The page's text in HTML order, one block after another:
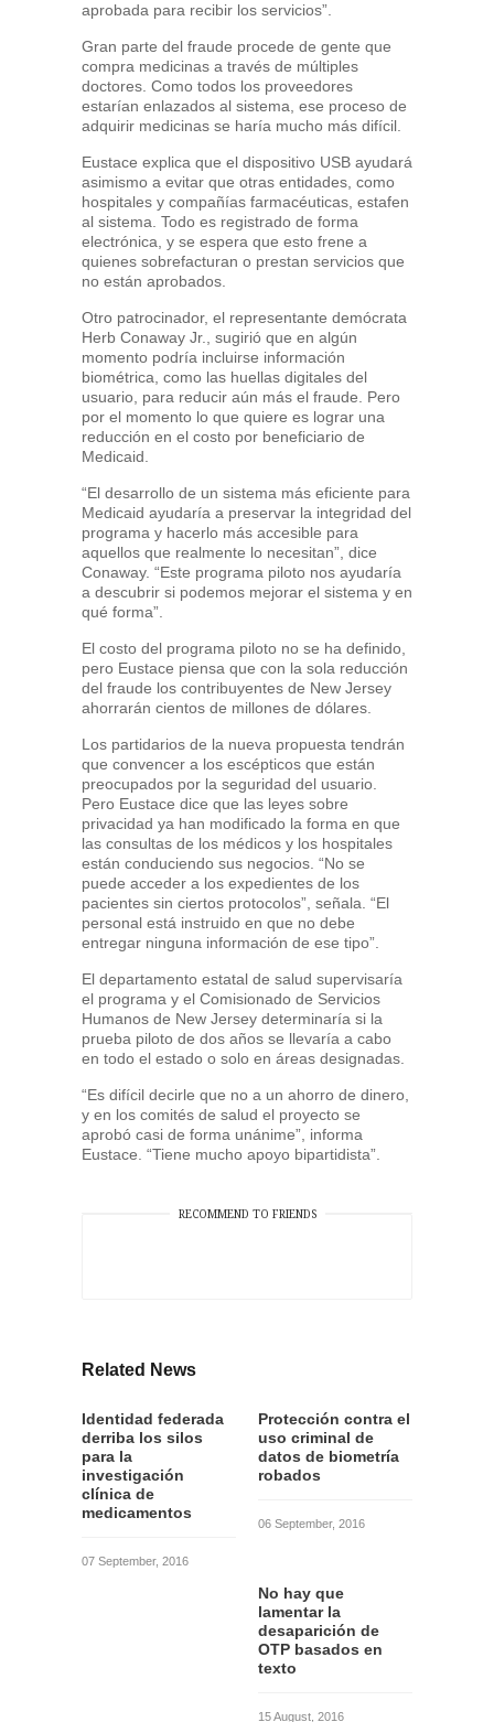
aprobada para recibir los servicios”.
Gran parte del fraude procede de gente que
compra medicinas a través de múltiples
doctores. Como todos los proveedores
estarían enlazados al sistema, ese proceso de
adquirir medicinas se haría mucho más difícil.
Eustace explica que el dispositivo USB ayudará
asimismo a evitar que otras entidades, como
hospitales y compañías farmacéuticas, estafen
al sistema. Todo es registrado de forma
electrónica, y se espera que esto frene a
quienes sobrefacturan o prestan servicios que
no están aprobados.
Otro patrocinador, el representante demócrata
Herb Conaway Jr., sugirió que en algún
momento podría incluirse información
biométrica, como las huellas digitales del
usuario, para reducir aún más el fraude. Pero
por el momento lo que quiere es lograr una
reducción en el costo por beneficiario de
Medicaid.
“El desarrollo de un sistema más eficiente para
Medicaid ayudaría a preservar la integridad del
programa y hacerlo más accesible para
aquellos que realmente lo necesitan”, dice
Conaway. “Este programa piloto nos ayudaría
a descubrir si podemos mejorar el sistema y en
qué forma”.
El costo del programa piloto no se ha definido,
pero Eustace piensa que con la sola reducción
del fraude los contribuyentes de New Jersey
ahorrarán cientos de millones de dólares.
Los partidarios de la nueva propuesta tendrán
que convencer a los escépticos que están
preocupados por la seguridad del usuario.
Pero Eustace dice que las leyes sobre
privacidad ya han modificado la forma en que
las consultas de los médicos y los hospitales
están conduciendo sus negocios. “No se
puede acceder a los expedientes de los
pacientes sin ciertos protocolos”, señala. “El
personal está instruido en que no debe
entregar ninguna información de ese tipo”.
El departamento estatal de salud supervisaría
el programa y el Comisionado de Servicios
Humanos de New Jersey determinaría si la
prueba piloto de dos años se llevaría a cabo
en todo el estado o solo en áreas designadas.
“Es difícil decirle que no a un ahorro de dinero,
y en los comités de salud el proyecto se
aprobó casi de forma unánime”, informa
Eustace. “Tiene mucho apoyo bipartidista”.
RECOMMEND TO FRIENDS
Related News
Identidad federada
derriba los silos
para la
investigación
clínica de
medicamentos
07 September, 2016
Protección contra el
uso criminal de
datos de biometría
robados
06 September, 2016
No hay que
lamentar la
desaparición de
OTP basados en
texto
15 August, 2016